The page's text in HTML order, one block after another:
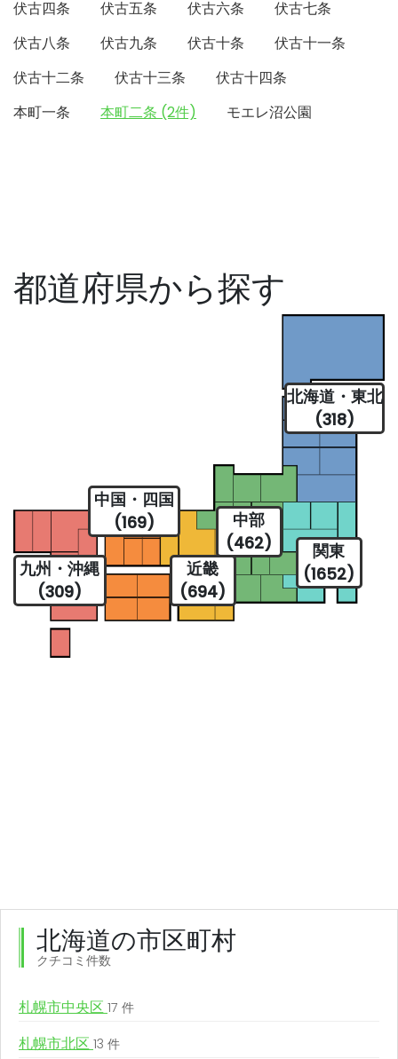
伏古四条 伏古五条 伏古六条
伏古七条
伏古八条
伏古九条 伏古十条
伏古十一条
伏古十二条
伏古十三条
伏古十四条
本町一条
本町二条 (2件) モエレ沼公園
都道府県から探す
北海道・東北
(318)
関東
(1652)
中部
(462)
近畿
(694)
中国・四国
(169)
九州・沖縄
(309)
北海道の市区町村
クチコミ件数
札幌市中央区 17 件
札幌市北区 13 件